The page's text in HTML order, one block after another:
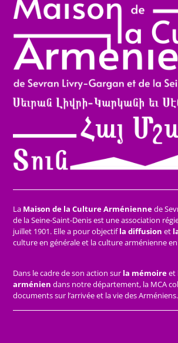
La Maison de la Culture Arméniennede
de la Seine-Saint-Denis est une association
juillet 1901. Elle a pour objectifla diffusion et
culture en générale et la culture arménienne
Dans le cadre de son action sur la mémoireet
arménien dans notre département, la MCA
documents sur l’arrivée et la vie des Arméniens.